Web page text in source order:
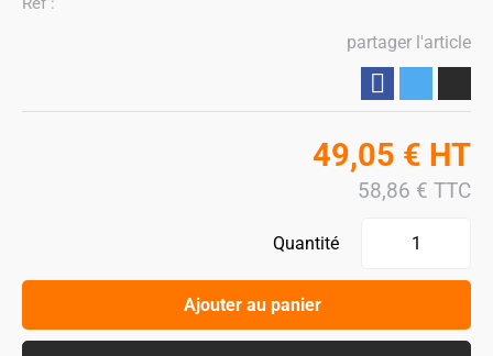
partager l'article
49,05 € HT
58,86 € TTC
Quantité
Ajouter au panier